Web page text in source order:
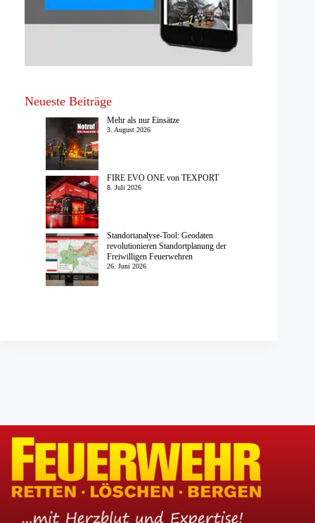
Neueste Beiträge
Mehr als nur Einsätze
3. August 2026
FIRE EVO ONE von TEXPORT
8. Juli 2026
Standortanalyse-Tool: Geodaten
revolutionieren Standortplanung der
Freiwilligen Feuerwehren
26. Juni 2026